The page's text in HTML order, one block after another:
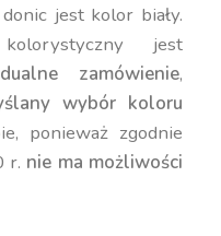
jest kolor biały.
jest
zamówienie,
wybór koloru
ponieważ zgodnie
r. nie ma możliwości